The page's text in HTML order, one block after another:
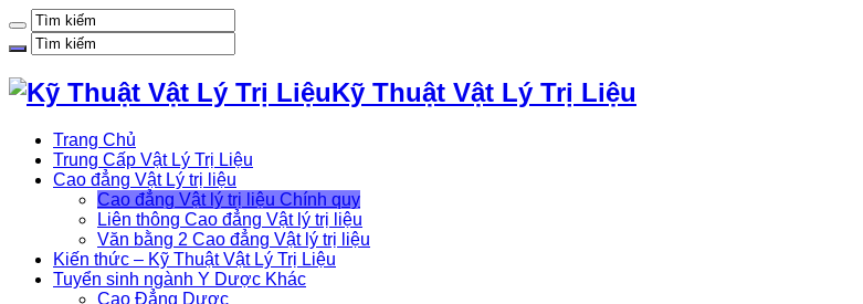
Kỹ Thuật Vật Lý Trị Liệu
Trang Chủ
Trung Cấp Vật Lý Trị Liệu
Cao đẳng Vật Lý trị liệu
Cao đẳng Vật lý trị liệu Chính quy
Liên thông Cao đẳng Vật lý trị liệu
Văn bằng 2 Cao đẳng Vật lý trị liệu
Kiến thức – Kỹ Thuật Vật Lý Trị Liệu
Tuyển sinh ngành Y Dược Khác
Cao Đẳng Dược